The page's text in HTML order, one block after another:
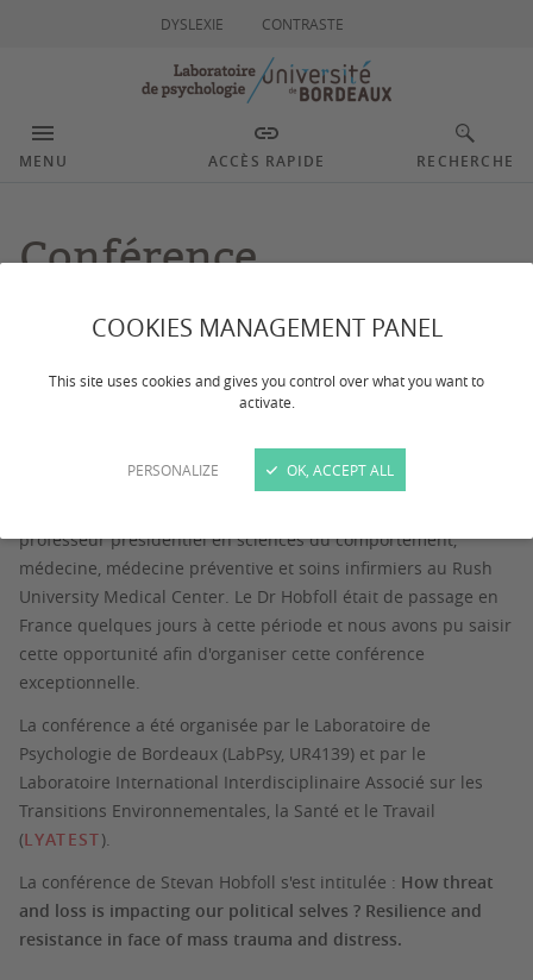
COOKIES MANAGEMENT PANEL
This site uses cookies and gives you control over what you want to
activate.
PERSONALIZE OK, ACCEPT ALL
DYSLEXIE CONTRASTE
MENU ACCÈS RAPIDE RECHERCHE
Conférence
Exceptionnelle de
Stevan HOBFOLL
2026 de 14h30 à 17h30, nous avons eu
l’honneur et le plaisir d’accueillir Stevan HOBFOLL, professeur
professeur présidentiel en sciences du comportement,
médecine, médecine préventive et soins infirmiers au Rush
University Medical Center. Le Dr Hobfoll était de passage en
France quelques jours à cette période et nous avons pu saisir
cette opportunité afin d'organiser cette conférence
exceptionnelle.
La conférence a été organisée par le Laboratoire de
Psychologie de Bordeaux (LabPsy, UR4139) et par le
Laboratoire International Interdisciplinaire Associé sur les
Transitions Environnementales, la Santé et le Travail
(LYATEST).
La conférence de Stevan Hobfoll s'est intitulée : How threat
and loss is impacting our political selves ? Resilience and
resistance in face of mass trauma and distress.